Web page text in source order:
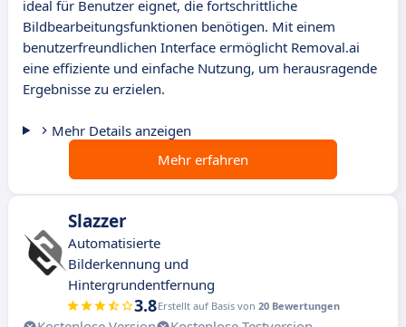
ideal für Benutzer eignet, die fortschrittliche
Bildbearbeitungsfunktionen benötigen. Mit einem
benutzerfreundlichen Interface ermöglicht Removal.ai
eine effiziente und einfache Nutzung, um herausragende
Ergebnisse zu erzielen.
Mehr Details anzeigen
Mehr erfahren
Slazzer
Automatisierte
Bilderkennung und
Hintergrundentfernung
3.8Erstellt auf Basis von 20 Bewertungen